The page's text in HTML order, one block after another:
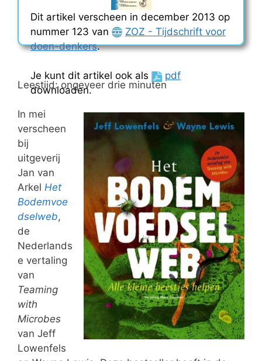
Dit artikel verscheen in december 2013 op
nummer 123 van
ZOZ - Tijdschrift voor
doen-denkers.
Je kunt dit artikel ook als
pdf
downloaden.
Leestijd: ongeveer drie minuten
In mei
verscheen
bij
uitgeverij
Jan van
Arkel Het
Bodemvoe
dselweb,
de
Nederlands
e vertaling
van
Teaming
with
Microbes
van Jeff
Lowenfels